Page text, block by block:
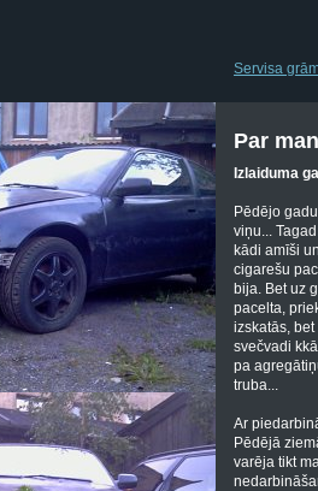
Servisa
Par
Izlaiduma
Pēdējo
viņu...
kādi amīši
cigarešu
bija. Bet uz
pacelta,
izskatās,
svečvadi
pa
truba...
Ar
Pēdējā
varēja tikt